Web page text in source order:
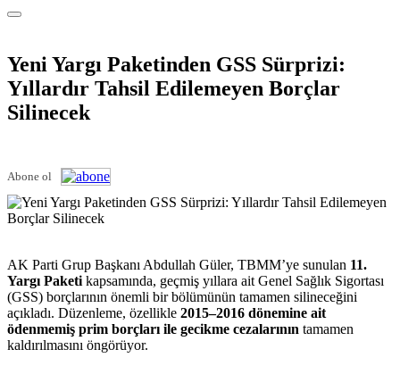
Yeni Yargı Paketinden GSS Sürprizi:
Yıllardır Tahsil Edilemeyen Borçlar
Silinecek
Abone ol
AK Parti Grup Başkanı Abdullah Güler, TBMM’ye sunulan 11.
Yargı Paketi kapsamında, geçmiş yıllara ait Genel Sağlık Sigortası
(GSS) borçlarının önemli bir bölümünün tamamen silineceğini
açıkladı. Düzenleme, özellikle 2015–2016 dönemine ait
ödenmemiş prim borçları ile gecikme cezalarının tamamen
kaldırılmasını öngörüyor.